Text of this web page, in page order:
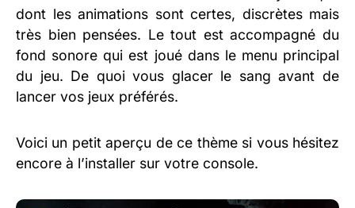
dont les animations sont certes, discrètes mais
très bien pensées. Le tout est accompagné du
fond sonore qui est joué dans le menu principal
du jeu. De quoi vous glacer le sang avant de
lancer vos jeux préférés.
Voici un petit aperçu de ce thème si vous hésitez
encore à l’installer sur votre console.